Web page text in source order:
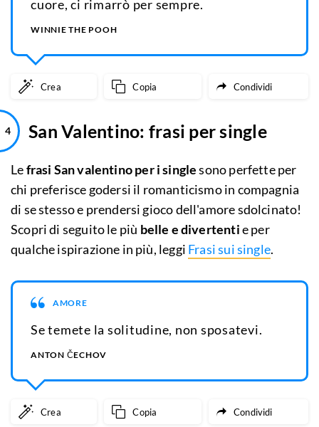
cuore, ci rimarrò per sempre.
WINNIE THE POOH
Crea Copia Condividi
San Valentino: frasi per single
Lefrasi San valentino per i singlesono perfette per
chi preferisce godersi il romanticismo in compagnia
di se stesso e prendersi gioco dell'amore sdolcinato!
Scopri di seguito le più belle e divertentie per
qualche ispirazione in più, leggi Frasi sui single.
AMORE
Se temete la solitudine, non sposatevi.
ANTON ČECHOV
Crea Copia Condividi